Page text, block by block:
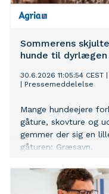
Sommerens
hunde til dyrlægen
30.6.2026 11:05:54 CEST
Pressemeddelelse
Mange hundeejere
gåture, skovture og
gemmer der sig en
gåturen: Græsavn.